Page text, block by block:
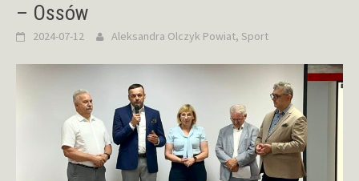
– Ossów
2024-07-12 Aleksandra Olczyk Powiat, Sport